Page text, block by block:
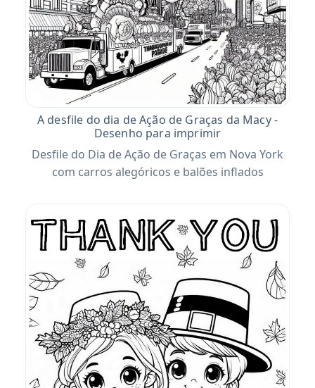
A desfile do dia de Ação de Graças da Macy -
Desenho para imprimir
Desfile do Dia de Ação de Graças em Nova York
com carros alegóricos e balões inflados